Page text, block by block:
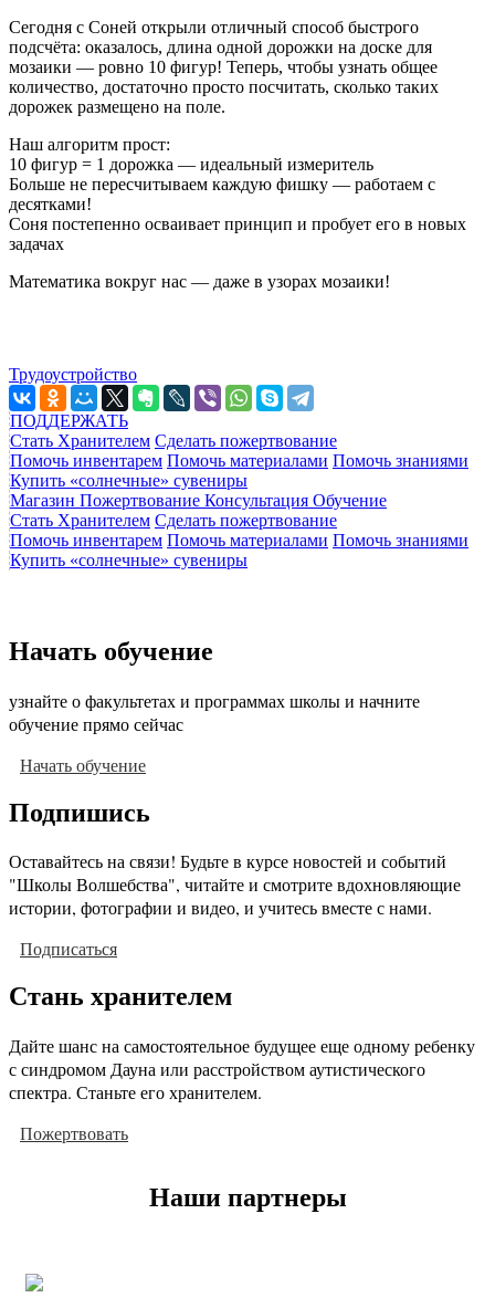
Сегодня с Соней открыли отличный способ быстрого
подсчёта: оказалось, длина одной дорожки на доске для
мозаики — ровно 10 фигур! Теперь, чтобы узнать общее
количество, достаточно просто посчитать, сколько таких
дорожек размещено на поле.
Наш алгоритм прост:
10 фигур = 1 дорожка — идеальный измеритель
Больше не пересчитываем каждую фишку — работаем с
десятками!
Соня постепенно осваивает принцип и пробует его в новых
задачах
Математика вокруг нас — даже в узорах мозаики!
Трудоустройство
ПОДДЕРЖАТЬ
Стать Хранителем Сделать пожертвование
Помочь инвентарем Помочь материалами Помочь знаниями
Купить «солнечные» сувениры
Магазин Пожертвование Консультация Обучение
Стать Хранителем Сделать пожертвование
Помочь инвентарем Помочь материалами Помочь знаниями
Купить «солнечные» сувениры
Начать обучение
узнайте о факультетах и программах школы и начните
обучение прямо сейчас
Начать обучение
Подпишись
Оставайтесь на связи! Будьте в курсе новостей и событий
"Школы Волшебства", читайте и смотрите вдохновляющие
истории, фотографии и видео, и учитесь вместе с нами.
Подписаться
Стань хранителем
Дайте шанс на самостоятельное будущее еще одному ребенку
с синдромом Дауна или расстройством аутистического
спектра. Станьте его хранителем.
Пожертвовать
Наши партнеры